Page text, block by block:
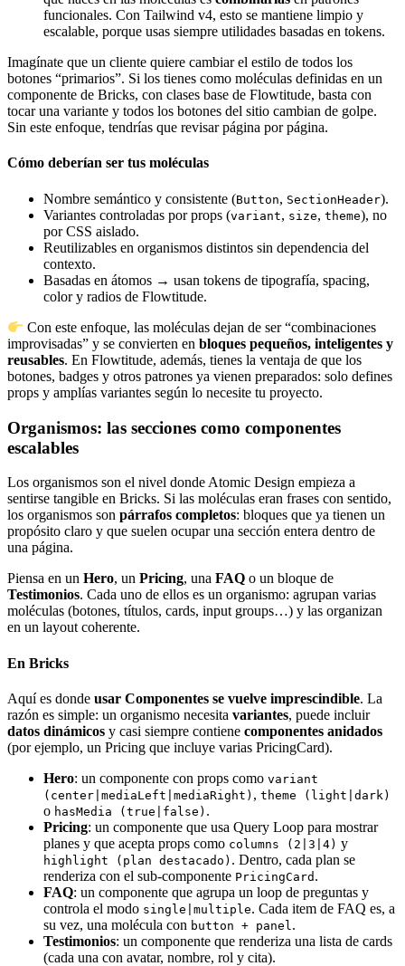
funcionales. Con Tailwind v4, esto se mantiene limpio y
escalable, porque usas siempre utilidades basadas en tokens.
Imagínate que un cliente quiere cambiar el estilo de todos los
botones “primarios”. Si los tienes como moléculas definidas en un
componente de Bricks, con clases base de Flowtitude, basta con
tocar una variante y todos los botones del sitio cambian de golpe.
Sin este enfoque, tendrías que revisar página por página.
Cómo deberían ser tus moléculas
Nombre semántico y consistente (Button, SectionHeader).
Variantes controladas por props (variant, size, theme), no
por CSS aislado.
Reutilizables en organismos distintos sin dependencia del
contexto.
Basadas en átomos → usan tokens de tipografía, spacing,
color y radios de Flowtitude.
Con este enfoque, las moléculas dejan de ser “combinaciones
improvisadas” y se convierten en bloques pequeños, inteligentes y
reusables. En Flowtitude, además, tienes la ventaja de que los
botones, badges y otros patrones ya vienen preparados: solo defines
props y amplías variantes según lo necesite tu proyecto.
Organismos: las secciones como componentes
escalables
Los organismos son el nivel donde Atomic Design empieza a
sentirse tangible en Bricks. Si las moléculas eran frases con sentido,
los organismos son párrafos completos: bloques que ya tienen un
propósito claro y que suelen ocupar una sección entera dentro de
una página.
Piensa en un Hero, un Pricing, una FAQ o un bloque de
Testimonios. Cada uno de ellos es un organismo: agrupan varias
moléculas (botones, títulos, cards, input groups…) y las organizan
en un layout coherente.
En Bricks
Aquí es donde usar Componentes se vuelve imprescindible. La
razón es simple: un organismo necesita variantes, puede incluir
datos dinámicos y casi siempre contiene componentes anidados
(por ejemplo, un Pricing que incluye varias PricingCard).
Hero: un componente con props como variant
(center|mediaLeft|mediaRight) , theme (light|dark)
o hasMedia (true|false) .
Pricing: un componente que usa Query Loop para mostrar
planes y que acepta props como columns (2|3|4) y
highlight (plan destacado) . Dentro, cada plan se
renderiza con el sub-componente PricingCard .
FAQ: un componente que agrupa un loop de preguntas y
controla el modo single|multiple. Cada item de FAQ es, a
su vez, una molécula con button + panel .
Testimonios: un componente que renderiza una lista de cards
(cada una con avatar, nombre, rol y cita).